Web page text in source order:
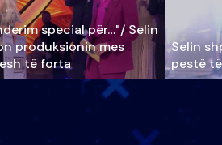
special për…"/ Selin
produksionin mes
të forta
Selin
pestë të